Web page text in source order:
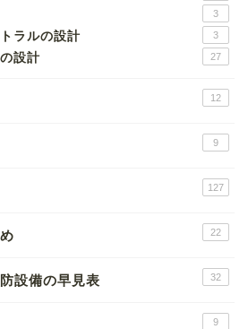
3
ラルの設計 3
設計 27
12
9
127
22
設備の早見表 32
9